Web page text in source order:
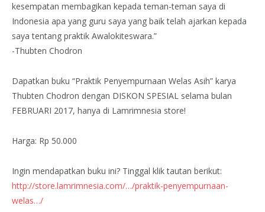
kesempatan membagikan kepada teman-teman saya di
Indonesia apa yang guru saya yang baik telah ajarkan kepada
saya tentang praktik Awalokiteswara.”
-Thubten Chodron
Dapatkan buku “Praktik Penyempurnaan Welas Asih” karya
Thubten Chodron dengan DISKON SPESIAL selama bulan
FEBRUARI 2017, hanya di Lamrimnesia store!
Harga: Rp 50.000
Ingin mendapatkan buku ini? Tinggal klik tautan berikut:
http://store.lamrimnesia.com/…/praktik-penyempurnaan-
welas…/